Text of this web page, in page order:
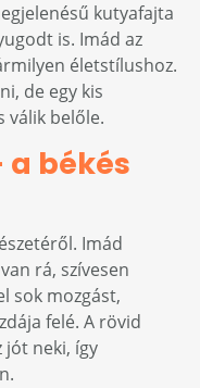
kutyafajta
is. Imád az
életstílushoz.
de egy kis
válik belőle.
a békés
Imád
rá, szívesen
sok mozgást,
felé. A rövid
jót neki, így